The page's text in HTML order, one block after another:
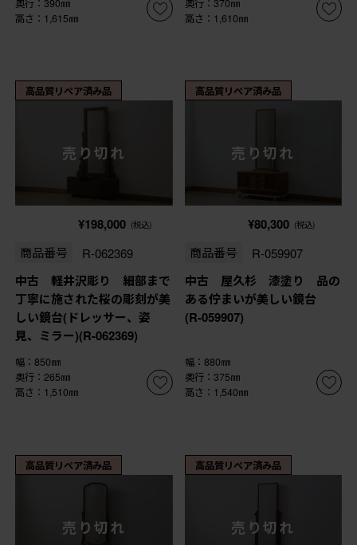
奥行：390㎜
高さ：1,615㎜
奥行：370㎜
高さ：1,610㎜
高品質リペア済み品
売り切れ
¥198,000 (税込)
商品番号 R-062369
中古 軽井沢彫り 細部まで
丁寧に施された桜の彫刻が美
しい鏡台(ドレッサー、姿
見、ミラー)(R-062369)
幅：850㎜
奥行：265㎜
高さ：1,510㎜
高品質リペア済み品
売り切れ
¥80,300 (税込)
商品番号 R-059907
中古 屋久杉 漆塗り 品の
ある佇まいが美しい鏡台
(R-059907)
幅：880㎜
奥行：375㎜
高さ：1,540㎜
高品質リペア済み品
売り切れ
高品質リペア済み品
売り切れ